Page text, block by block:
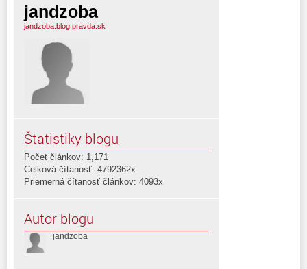
jandzoba
jandzoba.blog.pravda.sk
Štatistiky blogu
Počet článkov: 1,171
Celková čítanosť: 4792362x
Priemerná čítanosť článkov: 4093x
Autor blogu
jandzoba